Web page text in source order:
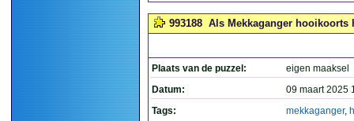
993188 Als Mekkaganger hooikoorts
Plaats van de puzzel:
eigen maaksel
Datum:
09 maart 2025
Tags:
mekkaganger,